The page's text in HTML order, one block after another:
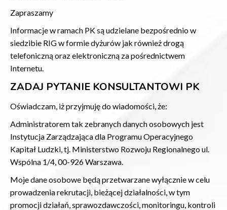
Zapraszamy
Informacje w ramach PK są udzielane bezpośrednio w
siedzibie RIG w formie dyżurów jak również drogą
telefoniczną oraz elektroniczną za pośrednictwem
Internetu.
ZADAJ PYTANIE KONSULTANTOWI PK
Oświadczam, iż przyjmuję do wiadomości, że:
Administratorem tak zebranych danych osobowych jest
Instytucja Zarządzająca dla Programu Operacyjnego
Kapitał Ludzki, tj. Ministerstwo Rozwoju Regionalnego ul.
Wspólna 1/4, 00-926 Warszawa.
Moje dane osobowe będą przetwarzane wyłącznie w celu
prowadzenia rekrutacji, bieżącej działalności, w tym
promocji działań, sprawozdawczości, monitoringu, kontroli